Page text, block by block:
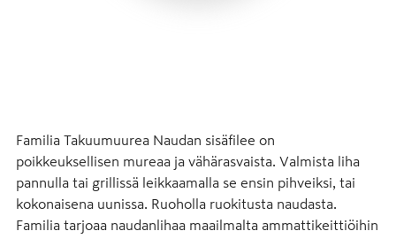
Familia Takuumuurea Naudan sisäfilee on
poikkeuksellisen mureaa ja vähärasvaista. Valmista liha
pannulla tai grillissä leikkaamalla se ensin pihveiksi, tai
kokonaisena uunissa. Ruoholla ruokitusta naudasta.
Familia tarjoaa naudanlihaa maailmalta ammattikeittiöihin